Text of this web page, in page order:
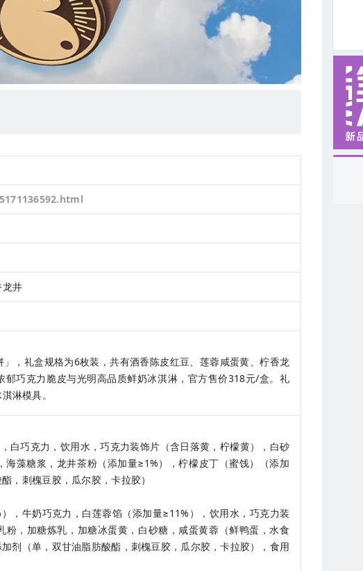
井
，礼盒规格为6枚装，共有酒香陈皮红豆、莲蓉咸蛋黄、柠香龙
巧克力脆皮与光明高品质鲜奶冰淇淋，官方售价318元/盒。礼
淋模具。
白巧克力，饮用水，巧克力装饰片（含日落黄，柠檬黄），白砂
藻糖浆，龙井茶粉（添加量≥1%），柠檬皮丁（蜜饯）（添加
，刺槐豆胶，瓜尔胶，卡拉胶）
，牛奶巧克力，白莲蓉馅（添加量≥11%），饮用水，巧克力装
，加糖炼乳，加糖冰蛋黄，白砂糖，咸蛋黄蓉（鲜鸭蛋，水食
剂（单，双甘油脂肪酸酯，刺槐豆胶，瓜尔胶，卡拉胶），食用